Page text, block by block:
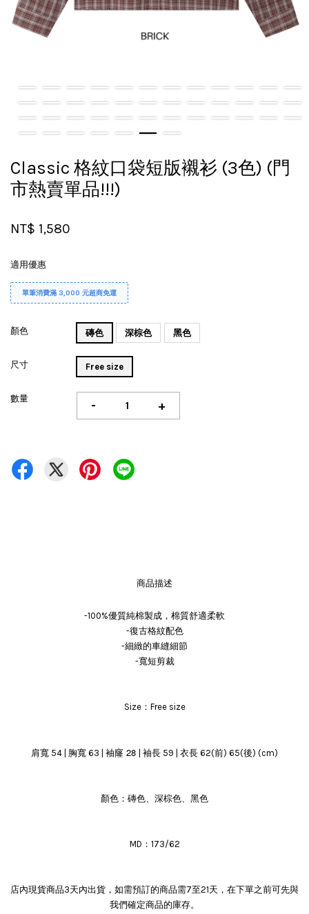
Classic 格紋口袋短版襯衫 (3色) (門
市熱賣單品!!!)
NT$ 1,580
適用優惠
單筆消費滿 3,000 元超商免運
顏色 磚色 深棕色 黑色
尺寸 Free size
數量 - +
商品描述
-100%優質純棉製成，棉質舒適柔軟
-復古格紋配色
-細緻的車縫細節
-寬短剪裁
Size：Free size
肩寬 54 | 胸寬 63 | 袖窿 28 | 袖長 59 | 衣長 62(前) 65(後) (cm)
顏色：磚色、深棕色、黑色
MD：173/62
店內現貨商品3天內出貨，如需預訂的商品需7至21天，在下單之前可先與
我們確定商品的庫存。